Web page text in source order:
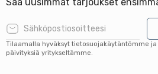
Tilaamalla hyväksyt tietosuojakäytäntömme ja
päivityksiä yritykseltämme.